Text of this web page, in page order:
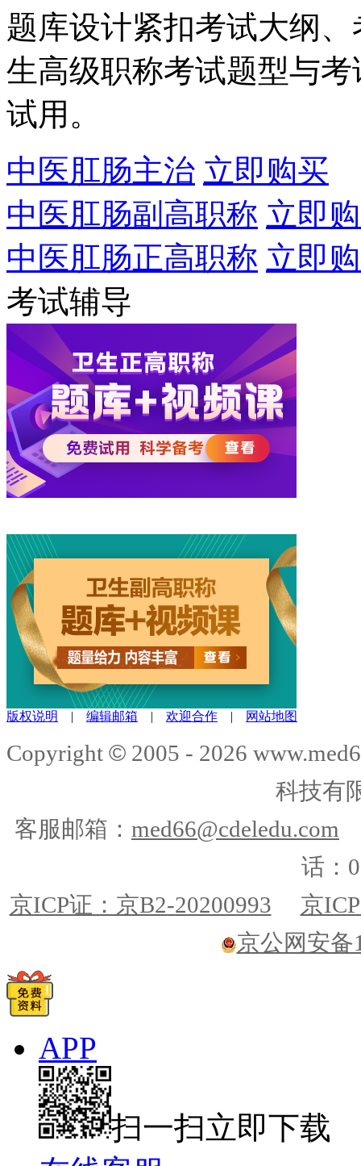
题库设计紧扣考试大纲
生高级职称考试题型与
试用。
中医肛肠主治 立即购买
中医肛肠副高职称 立即
中医肛肠正高职称 立即
考试辅导
版权说明 | 编辑邮箱 | 欢迎合作 | 网站地图
Copyright © 2005 - 2026
科技有
客服邮箱： med66@cdeledu.com
话：
京ICP证：京B2-20200993
京
京公网安备
APP
扫一扫立即下载